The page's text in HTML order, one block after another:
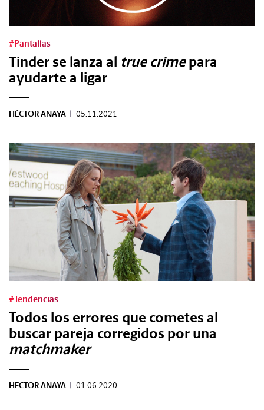
#Pantallas
Tinder se lanza al true crimepara
ayudarte a ligar
HÉCTOR ANAYA | 05.11.2021
#Tendencias
Todos los errores que cometes al
buscar pareja corregidos por una
matchmaker
HÉCTOR ANAYA | 01.06.2020
#Tendencias
#Estilo
#Marcianadas
#Pantallas
#Planes
#Gastro
#Diseño